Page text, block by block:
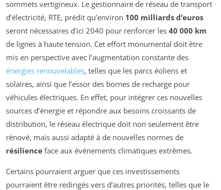
sommets vertigineux. Le gestionnaire de réseau de transport
d’électricité, RTE, prédit qu’environ 100 milliards d’euros
seront nécessaires d’ici 2040 pour renforcer les 40 000 km
de lignes à haute tension. Cet effort monumental doit être
mis en perspective avec l’augmentation constante des
énergies renouvelables, telles que les parcs éoliens et
solaires, ainsi que l’essor des bornes de recharge pour
véhicules électriques. En effet, pour intégrer ces nouvelles
sources d’énergie et répondre aux besoins croissants de
distribution, le réseau électrique doit non seulement être
rénové, mais aussi adapté à de nouvelles normes de
résilience face aux événements climatiques extrêmes.
Certains pourraient arguer que ces investissements
pourraient être redirigés vers d’autres priorités, telles que le